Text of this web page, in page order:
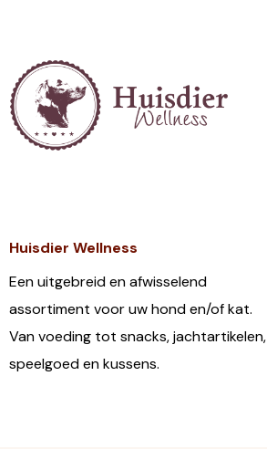
Huisdier Wellness
Een uitgebreid en afwisselend
assortiment voor uw hond en/of kat.
Van voeding tot snacks, jachtartikelen,
speelgoed en kussens.